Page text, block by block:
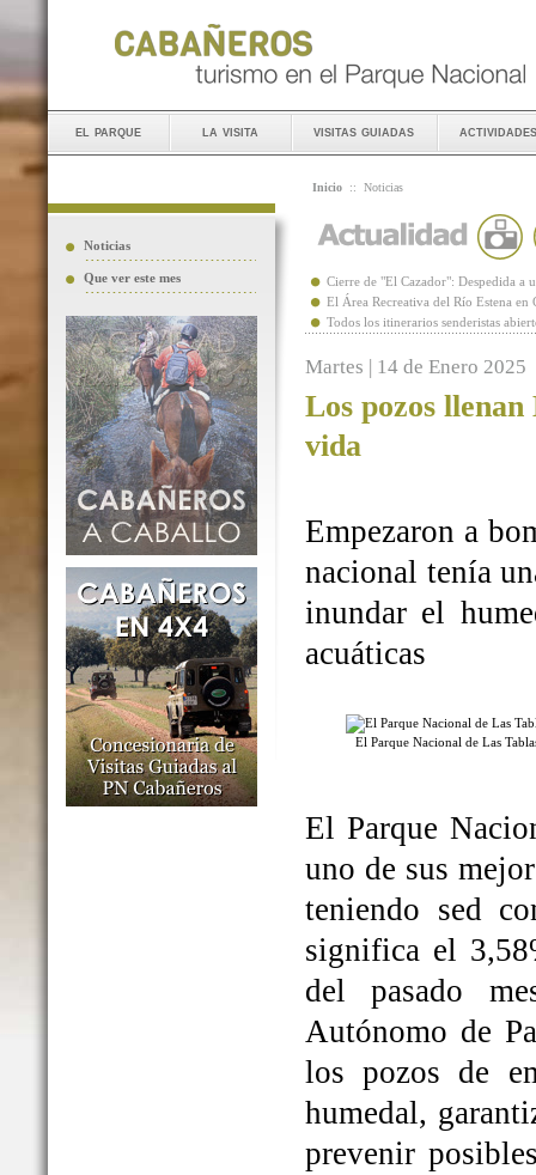
el parque la visita visitas guiadas actividades
Noticias
Que ver este mes
Inicio :: Noticias
Cierre de "El Cazador": Despedida a
El Área Recreativa del Río Estena
Todos los itinerarios senderistas
Martes | 14 de Enero 2025
Los pozos
vida
Empezaron a
nacional tenía
inundar el
acuáticas
El Parque Nacional de Las
El Parque
uno de sus
teniendo sed
significa el
del pasado
Autónomo de
los pozos de
humedal,
prevenir